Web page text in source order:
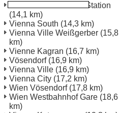
Vienna Central Gare Station
(14,1 km)
Vienna South (14,3 km)
Vienna Ville Weißgerber (15,8
km)
Vienne Kagran (16,7 km)
Vösendorf(16,9 km)
Vienna Ville (16,9 km)
Vienna City (17,2 km)
Wien Vösendorf(17,8 km)
Wien Westbahnhof Gare (18,6
km)